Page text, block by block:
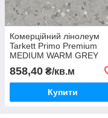
Комерційний лінолеум
Tarkett Primo Premium
MEDIUM WARM GREY
0600 - ширина 2 метри
858,40 ₴/кв.м
Купити